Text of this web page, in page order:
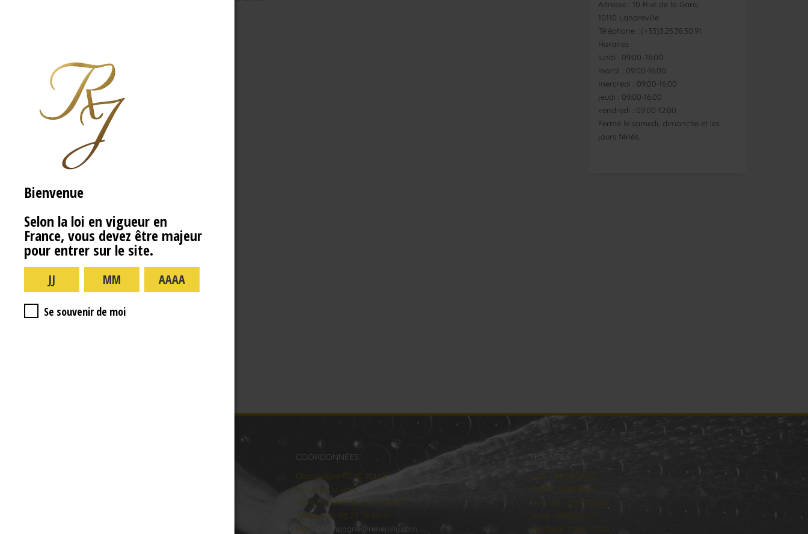
Adresse : 10 Rue de la Gare,
10110 Landreville
Téléphone : (+33)3.25.38.50.91
Horaires :
lundi : 09:00–16:00
mardi : 09:00-16:00
mercredi : 09:00-16:00
jeudi : 09:00-16:00
vendredi : 09:00-12:00
Fermé le samedi, dimanche et les
jours fériés.
COORDONNÉES
Champagne RENE JOLLY
10 rue de la gare
10110 LANDREVILLE - FRANCE
Téléphone : 03 25 38 50 91
Mail :
champagne@renejolly.com
HORAIRES
lundi : 09:00–16:00
Mardi : 09:00-16:00
Mercredi : 09:00-16:00
Jeudi : 09:00-16:00
Vendredi : 09:00-12:00
Bienvenue
Selon la loi en vigueur en
France, vous devez être majeur
pour entrer sur le site.
Se souvenir de moi